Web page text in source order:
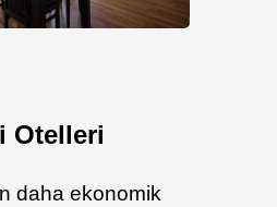
Otelleri
daha ekonomik